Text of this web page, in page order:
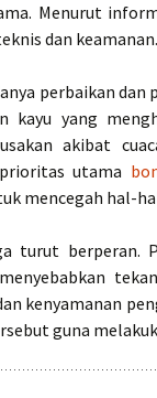
Menurut
dan keamanan.
perbaikan
kayu yang
akibat
utama
mencegah hal-
turut berperan.
kenyamanan
guna